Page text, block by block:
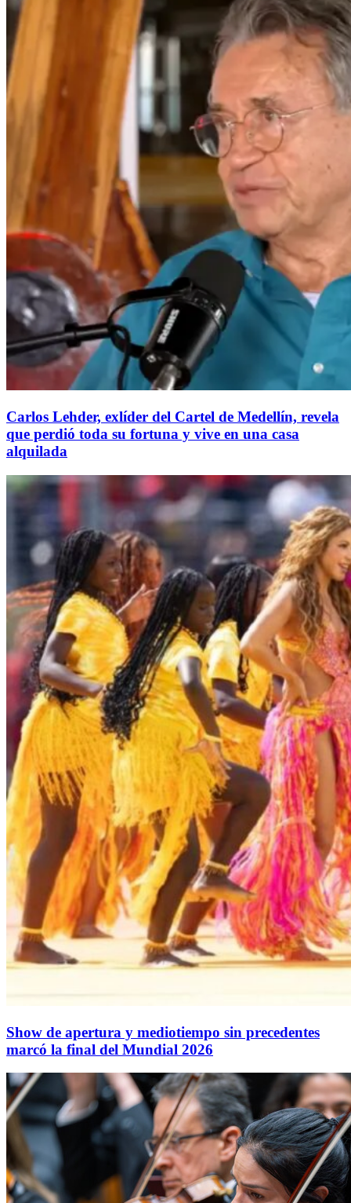
Carlos Lehder, exlíder del Cartel de Medellín, revela
que perdió toda su fortuna y vive en una casa
alquilada
Show de apertura y mediotiempo sin precedentes
marcó la final del Mundial 2026